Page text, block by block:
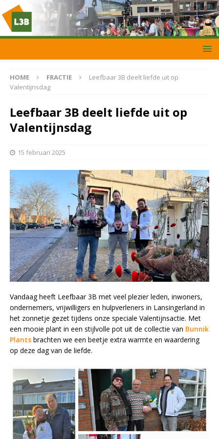
HOME FRACTIE
Leefbaar 3B deelt liefde uit op
Valentijnsdag
Leefbaar 3B deelt liefde uit op
Valentijnsdag
15 februari 2025
Vandaag heeft Leefbaar 3B met veel plezier leden, inwoners,
ondernemers, vrijwilligers en hulpverleners in Lansingerland in
het zonnetje gezet tijdens onze speciale Valentijnsactie. Met
een mooie plant in een stijlvolle pot uit de collectie van Bunnik
Plants brachten we een beetje extra warmte en waardering
op deze dag van de liefde.